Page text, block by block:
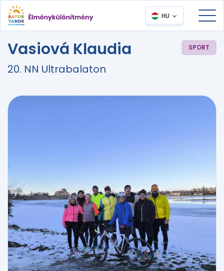
HU
Vasiová Klaudia SPORT
20. NN Ultrabalaton